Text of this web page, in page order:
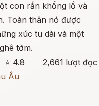
con rắn khổng lồ và
Toàn thân nó được
xúc tu dài và một
tởm.
⭐ 4.8
2,661 lượt đọc
Âu